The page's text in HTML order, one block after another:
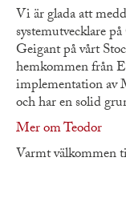
Vi är glada att
systemutvecklare
Geigant på vårt
hemkommen från
implementation av
och har en solid
Mer om Teodor
Varmt välkommen